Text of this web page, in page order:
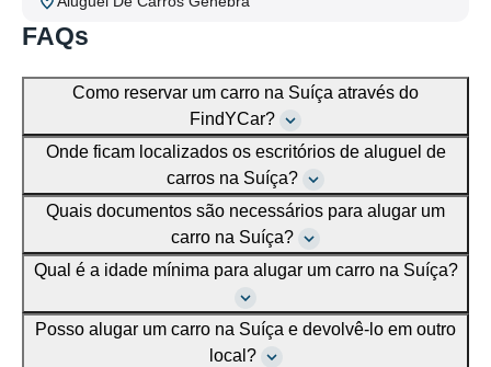
FAQs
Como reservar um carro na Suíça através do
FindYCar?
Onde ficam localizados os escritórios de aluguel de
carros na Suíça?
Quais documentos são necessários para alugar um
carro na Suíça?
Qual é a idade mínima para alugar um carro na Suíça?
Posso alugar um carro na Suíça e devolvê-lo em outro
local?